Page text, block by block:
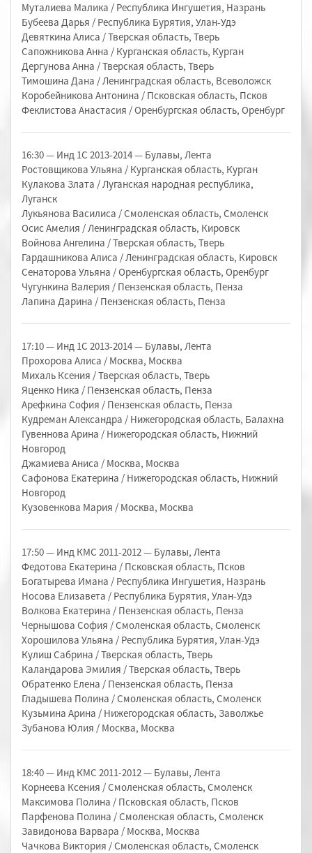
Муталиева Малика / Республика Ингушетия, Назрань
Бубеева Дарья / Республика Бурятия, Улан-Удэ
Девяткина Алиса / Тверская область, Тверь
Сапожникова Анна / Курганская область, Курган
Дергунова Анна / Тверская область, Тверь
Тимошина Дана / Ленинградская область, Всеволожск
Коробейникова Антонина / Псковская область, Псков
Феклистова Анастасия / Оренбургская область, Оренбург
16:30 — Инд 1С 2013-2014 — Булавы, Лента
Ростовщикова Ульяна / Курганская область, Курган
Кулакова Злата / Луганская народная республика,
Луганск
Лукьянова Василиса / Смоленская область, Смоленск
Осис Амелия / Ленинградская область, Кировск
Войнова Ангелина / Тверская область, Тверь
Гардашникова Алиса / Ленинградская область, Кировск
Сенаторова Ульяна / Оренбургская область, Оренбург
Чугункина Валерия / Пензенская область, Пенза
Лапина Дарина / Пензенская область, Пенза
17:10 — Инд 1С 2013-2014 — Булавы, Лента
Прохорова Алиса / Москва, Москва
Михаль Ксения / Тверская область, Тверь
Яценко Ника / Пензенская область, Пенза
Арефкина София / Пензенская область, Пенза
Кудреман Александра / Нижегородская область, Балахна
Гувеннова Арина / Нижегородская область, Нижний
Новгород
Джамиева Аниса / Москва, Москва
Сафонова Екатерина / Нижегородская область, Нижний
Новгород
Кузовенкова Мария / Москва, Москва
17:50 — Инд КМС 2011-2012 — Булавы, Лента
Федотова Екатерина / Псковская область, Псков
Богатырева Имана / Республика Ингушетия, Назрань
Носова Елизавета / Республика Бурятия, Улан-Удэ
Волкова Екатерина / Пензенская область, Пенза
Чернышова София / Смоленская область, Смоленск
Хорошилова Ульяна / Республика Бурятия, Улан-Удэ
Кулиш Сабрина / Тверская область, Тверь
Каландарова Эмилия / Тверская область, Тверь
Обратенко Елена / Пензенская область, Пенза
Гладышева Полина / Смоленская область, Смоленск
Кузьмина Арина / Нижегородская область, Заволжье
Зубанова Юлия / Москва, Москва
18:40 — Инд КМС 2011-2012 — Булавы, Лента
Корнеева Ксения / Смоленская область, Смоленск
Максимова Полина / Псковская область, Псков
Парфенова Полина / Смоленская область, Смоленск
Завидонова Варвара / Москва, Москва
Чачкова Виктория / Смоленская область, Смоленск